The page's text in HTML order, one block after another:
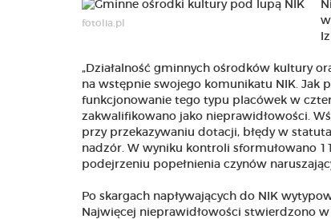
fotolia.pl
„Działalność gminnych ośrodków kultury
na wstępnie swojego komunikatu NIK. Jak
funkcjonowanie tego typu placówek w
zakwalifikowano jako nieprawidłowości.
przy przekazywaniu dotacji, błędy w
nadzór. W wyniku kontroli sformułowano
podejrzeniu popełnienia czynów
Po skargach napływających do NIK
Najwięcej nieprawidłowości stwierdzono